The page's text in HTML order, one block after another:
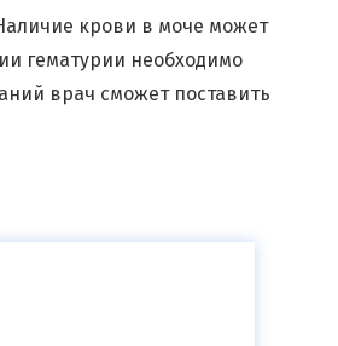
крови в моче может
гематурии необходимо
врач сможет поставить